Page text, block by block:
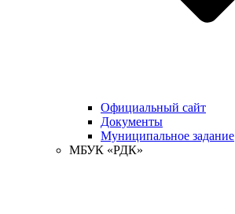
Официальный сайт
Документы
Муниципальное задание
МБУК «РДК»